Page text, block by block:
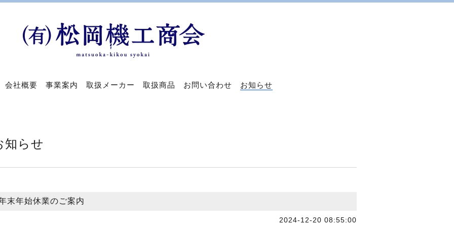
会社概要 事業案内 取扱メーカー 取扱商品 お問い合わせ お知らせ
知らせ
末年始休業のご案内
2024-12-20 08:55:00